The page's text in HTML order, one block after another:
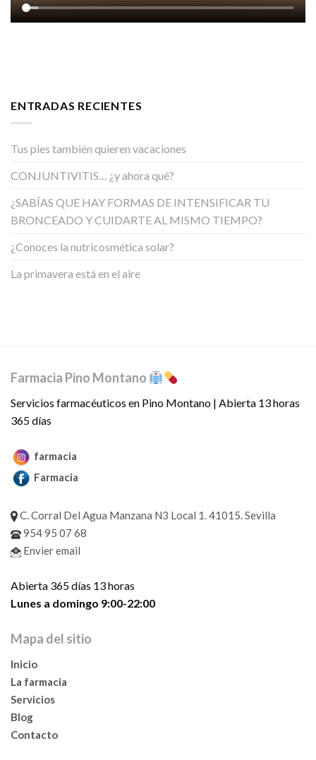
ENTRADAS RECIENTES
Tus pies también quieren vacaciones
CONJUNTIVITIS… ¿y ahora qué?
¿SABÍAS QUE HAY FORMAS DE INTENSIFICAR TU
BRONCEADO Y CUIDARTE AL MISMO TIEMPO?
¿Conoces la nutricosmética solar?
La primavera está en el aire
Farmacia Pino Montano
Servicios farmacéuticos en Pino Montano | Abierta 13 horas
365 días
farmacia
Farmacia
C. Corral Del Agua Manzana N3 Local 1. 41015. Sevilla
954 95 07 68
Envier email
Abierta 365 días 13 horas
Lunes a domingo 9:00-22:00
Mapa del sitio
Inicio
La farmacia
Servicios
Blog
Contacto